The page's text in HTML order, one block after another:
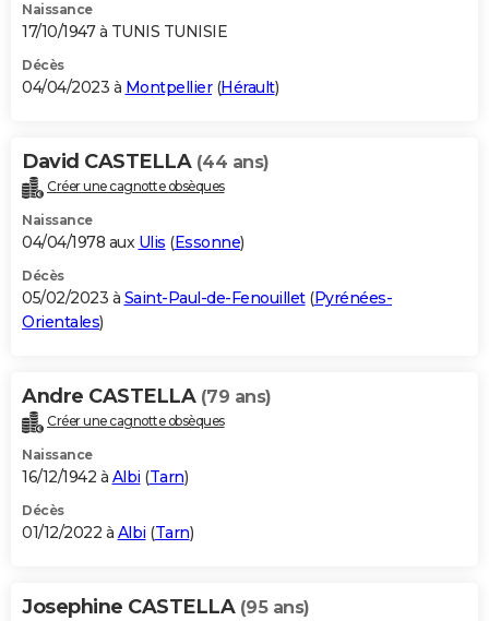
Naissance
17/10/1947 à TUNIS TUNISIE
Décès
04/04/2023 à Montpellier(Hérault)
David CASTELLA (44 ans)
Créer une cagnotte obsèques
Naissance
04/04/1978 aux Ulis (Essonne)
Décès
05/02/2023 à Saint-Paul-de-Fenouillet(Pyrénées-
Orientales)
Andre CASTELLA (79 ans)
Créer une cagnotte obsèques
Naissance
16/12/1942 à Albi (Tarn)
Décès
01/12/2022 à Albi (Tarn)
Josephine CASTELLA (95 ans)